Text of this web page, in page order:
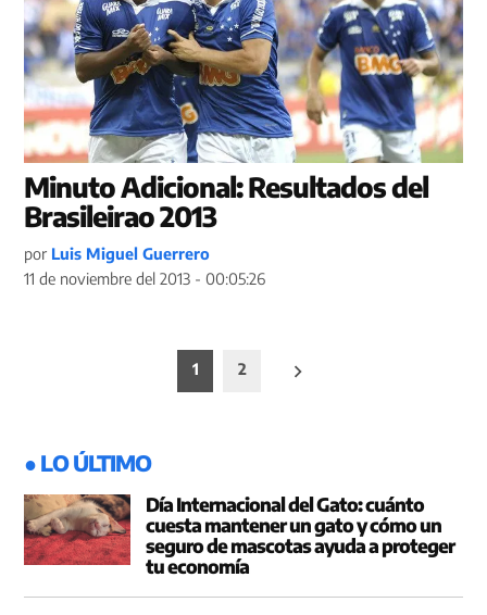
Minuto Adicional: Resultados del
Brasileirao 2013
por Luis Miguel Guerrero
11 de noviembre del 2013 - 00:05:26
1 2
● LO ÚLTIMO
Día Internacional del Gato: cuánto
cuesta mantener un gato y cómo un
seguro de mascotas ayuda a proteger
tu economía